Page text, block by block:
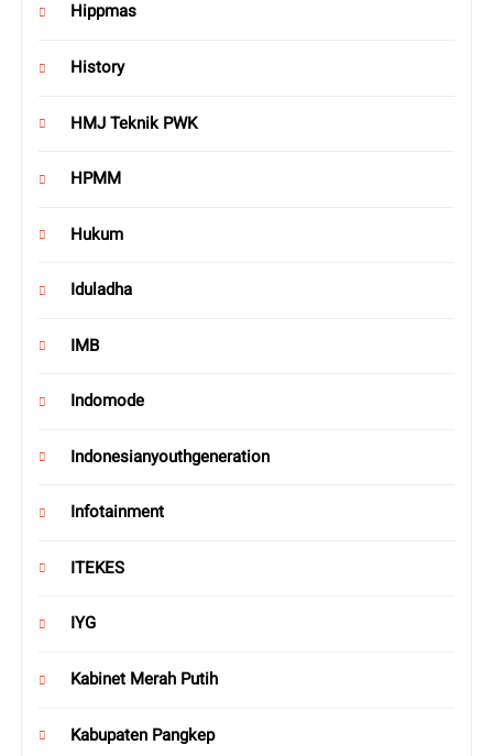
Hippmas
History
HMJ Teknik PWK
HPMM
Hukum
Iduladha
IMB
Indomode
Indonesianyouthgeneration
Infotainment
ITEKES
IYG
Kabinet Merah Putih
Kabupaten Pangkep